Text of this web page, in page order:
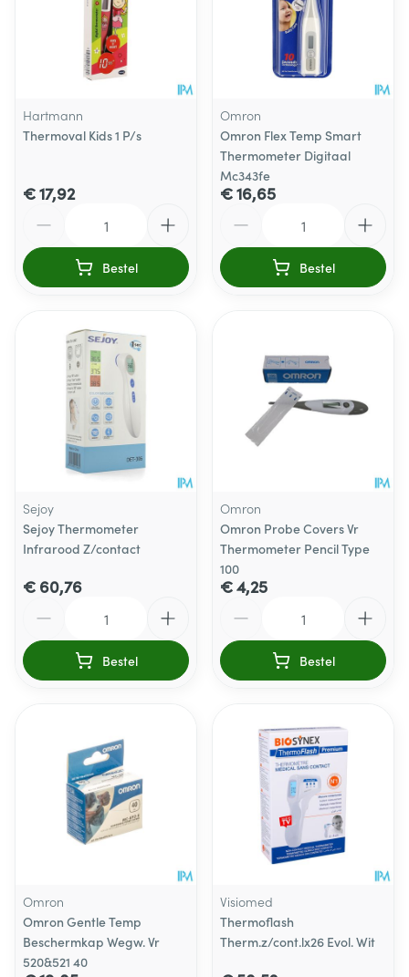
Hartmann
Thermoval Kids 1 P/s
€ 17,92
Bestel
Omron
Omron Flex Temp Smart
Thermometer Digitaal
Mc343fe
€ 16,65
Bestel
Sejoy
Sejoy Thermometer
Infrarood Z/contact
€ 60,76
Bestel
Omron
Omron Probe Covers Vr
Thermometer Pencil Type
100
€ 4,25
Bestel
Omron
Omron Gentle Temp
Beschermkap Wegw. Vr
520&521 40
Visiomed
Thermoflash
Therm.z/cont.lx26 Evol. Wit